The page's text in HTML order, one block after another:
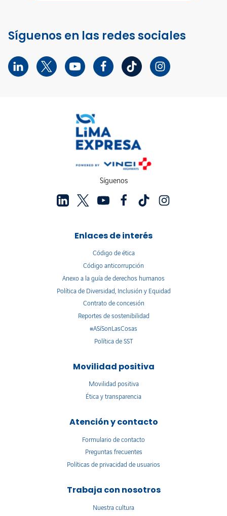
Síguenos en las redes sociales
Síguenos
Enlaces de interés
Código de ética
Código anticorrupción
Anexo a la guía de derechos humanos
Política de Diversidad, Inclusión y Equidad
Contrato de concesión
Reportes de sostenibilidad
#ASíSonLasCosas
Política de SST
Movilidad positiva
Movilidad positiva
Ética y transparencia
Atención y contacto
Formulario de contacto
Preguntas frecuentes
Políticas de privacidad de usuarios
Trabaja con nosotros
Nuestra cultura